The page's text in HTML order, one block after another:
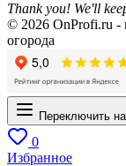
Thank you! We'll
© 2026 OnProfi.ru -
огорода
Переключить
0
Избранное